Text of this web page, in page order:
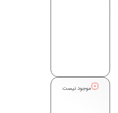
موجود نیست